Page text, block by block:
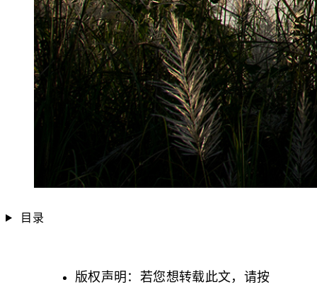
目录
版权声明：若您想转载此文，请按